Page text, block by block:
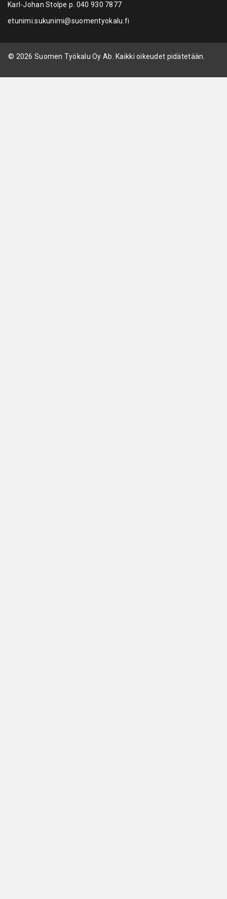
Karl-Johan Stolpe p. 040 930 7877
etunimi.sukunimi@suomentyokalu.fi
© 2026 Suomen Työkalu Oy Ab. Kaikki oikeudet pidätetään.